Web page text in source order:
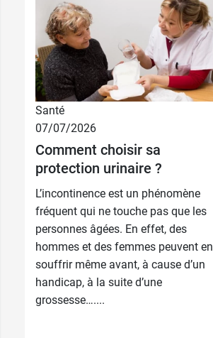
Santé
07/07/2026
Comment choisir sa
protection urinaire ?
L’incontinence est un phénomène
fréquent qui ne touche pas que les
personnes âgées. En effet, des
hommes et des femmes peuvent en
souffrir même avant, à cause d’un
handicap, à la suite d’une
grossesse…....